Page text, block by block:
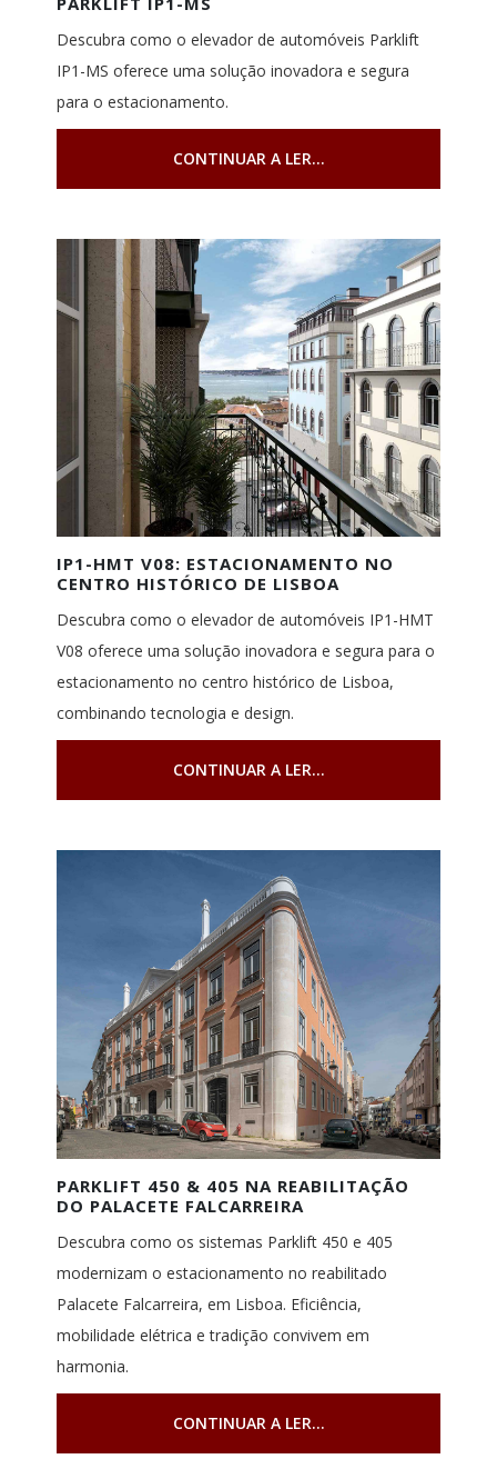
Descubra como o elevador de automóveis Parklift
IP1-MS oferece uma solução inovadora e segura
para o estacionamento.
CONTINUAR A LER...
IP1-HMT V08: ESTACIONAMENTO NO
CENTRO HISTÓRICO DE LISBOA
Descubra como o elevador de automóveis IP1-HMT
V08 oferece uma solução inovadora e segura para o
estacionamento no centro histórico de Lisboa,
combinando tecnologia e design.
CONTINUAR A LER...
PARKLIFT 450 & 405 NA REABILITAÇÃO
DO PALACETE FALCARREIRA
Descubra como os sistemas Parklift 450 e 405
modernizam o estacionamento no reabilitado
Palacete Falcarreira, em Lisboa. Eficiência,
mobilidade elétrica e tradição convivem em
harmonia.
CONTINUAR A LER...